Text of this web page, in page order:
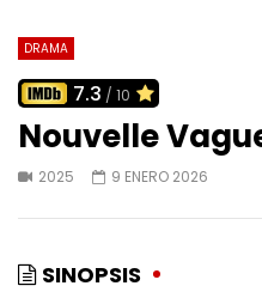
DRAMA
7.3 / 10
Nouvelle
2025 9 ENERO 2026
SINOPSIS